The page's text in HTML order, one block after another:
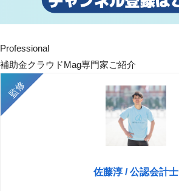
Professional
補助金クラウドMag専門家ご紹介
佐藤淳 / 公認会計士